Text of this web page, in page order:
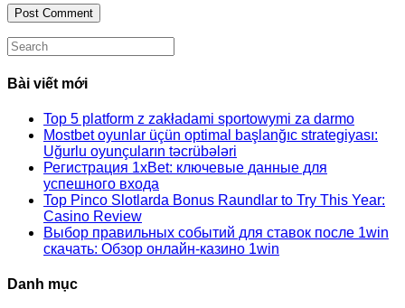
Search
this
website
Bài viết mới
Top 5 platform z zakładami sportowymi za darmo
Mostbet oyunlar üçün optimal başlanğıc strategiyası:
Uğurlu oyunçuların təcrübələri
Регистрация 1xBet: ключевые данные для
успешного входа
Top Pinco Slotlarda Bonus Raundlar to Try This Year:
Casino Review
Выбор правильных событий для ставок после 1win
скачать: Обзор онлайн-казино 1win
Danh mục